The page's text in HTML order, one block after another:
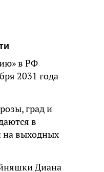
в РФ
2031 года
град и
в
на выходных
Диана